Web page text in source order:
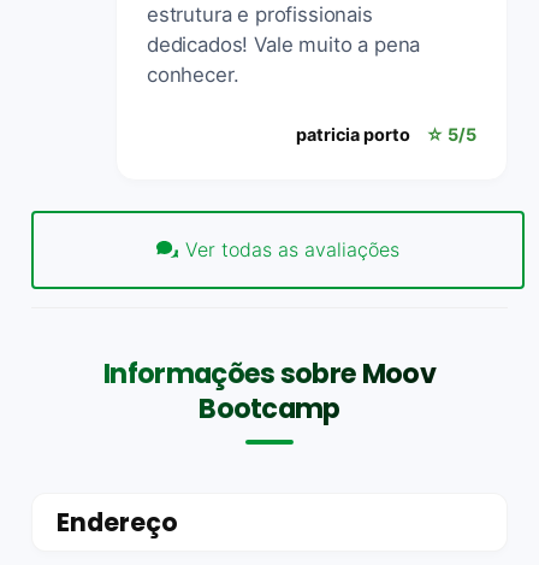
estrutura e profissionais
dedicados! Vale muito a pena
conhecer.
patricia porto ☆ 5/5
Ver todas as avaliações
Informações sobre Moov
Bootcamp
Endereço